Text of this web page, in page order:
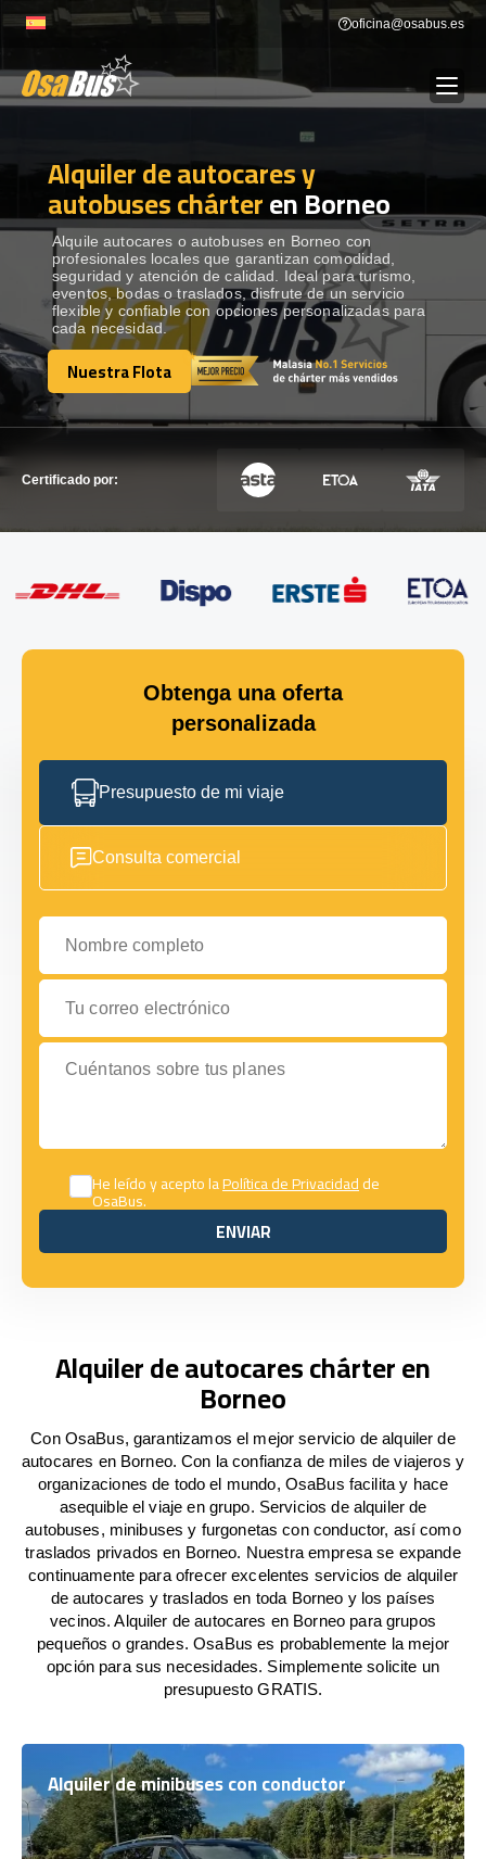
to
oficina@osabus.es
ALQUILER DE AUTOCARES
DESTINOS Show dropdown
RECORRIDAS Show dropdown
FLOTA
Alquiler de autocares y
autobuses chárteren Borneo
Alquile autocares o autobuses en Borneo con
profesionales locales que garantizan comodidad,
seguridad y atención de calidad. Ideal para turismo,
eventos, bodas o traslados, disfrute de un servicio
flexible y confiable con opciones personalizadas para
cada necesidad.
Nuestra Flota
Nuestra Flota
Certificado por:
Obtenga una oferta
personalizada
Presupuesto de mi viaje
Consulta comercial
Nombre completo
Tu correo electrónico
Cuéntanos sobre tus planes
He leído y acepto laPolítica de Privacidadde
OsaBus.
ENVIAR
ENVIAR
Alquiler de autocares chárter en
Borneo
Con OsaBus, garantizamos el mejor servicio de alquiler de
autocares en Borneo. Con la confianza de miles de viajeros y
organizaciones de todo el mundo, OsaBus facilita y hace
asequible el viaje en grupo. Servicios de alquiler de
autobuses, minibuses y furgonetas con conductor, así como
traslados privados en Borneo. Nuestra empresa se expande
continuamente para ofrecer excelentes servicios de alquiler
de autocares y traslados en toda Borneo y los países
vecinos. Alquiler de autocares en Borneo para grupos
pequeños o grandes. OsaBus es probablemente la mejor
opción para sus necesidades. Simplemente solicite un
presupuesto GRATIS.
Alquiler de minibuses con conductor